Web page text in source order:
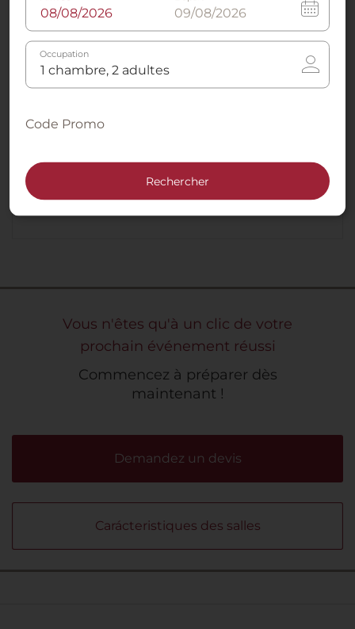
des dîners de gala et des cocktails.
Services pour évènements spéciaux
En les informant à l'avance, notre personnel
la gare ferroviaire, les services d'hôtesses,
Vous n'êtes qu'à un clic de votre
prochain événement réussi
Commencez à préparer dès
maintenant !
Demandez un devis
Carácteristiques des salles
Occupation
Code Promo
Rechercher